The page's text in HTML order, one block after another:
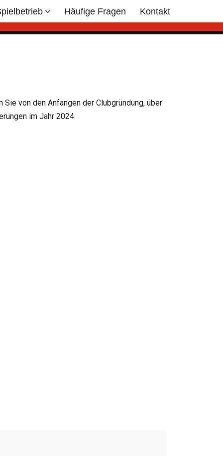
Häufige Fragen Kontakt
von den Anfängen der Clubgründung, über
im Jahr 2024.